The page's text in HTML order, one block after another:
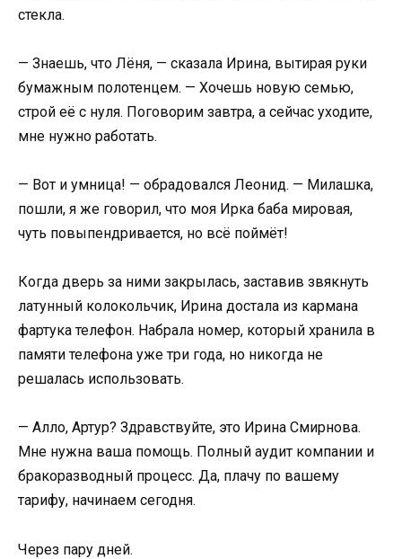
стекла.
— Знаешь, что Лёня, — сказала Ирина, вытирая руки
бумажным полотенцем. — Хочешь новую семью,
строй её с нуля. Поговорим завтра, а сейчас уходите,
мне нужно работать.
— Вот и умница! — обрадовался Леонид. — Милашка,
пошли, я же говорил, что моя Ирка баба мировая,
чуть повыпендривается, но всё поймёт!
Когда дверь за ними закрылась, заставив звякнуть
латунный колокольчик, Ирина достала из кармана
фартука телефон. Набрала номер, который хранила в
памяти телефона уже три года, но никогда не
решалась использовать.
— Алло, Артур? Здравствуйте, это Ирина Смирнова.
Мне нужна ваша помощь. Полный аудит компании и
бракоразводный процесс. Да, плачу по вашему
тарифу, начинаем сегодня.
Через пару дней.